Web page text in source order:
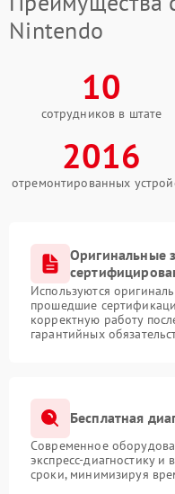
Nintendo
10
сотрудников в штате
2016
отремонтированных
Оригинальные
Используются
прошедшие
корректную работу
гарантийных
Бесплатная
Современное
экспресс-диагностику и
сроки, минимизируя